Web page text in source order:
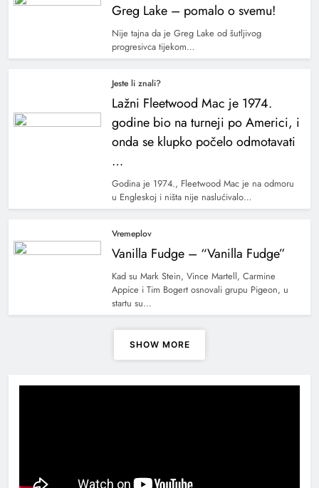
Greg Lake – pomalo o svemu!
Nije tajna da je Greg Lake od šutljivog
progresivca tijekom…
Jeste li znali?
Lažni Fleetwood Mac je 1974.
godine bio na turneji po Americi, i
onda se klupko počelo odmotavati
…
Godina je 1974., Fleetwood Mac je na odmoru
u Engleskoj i ništa nije naslućivalo…
Vremeplov
Vanilla Fudge – “Vanilla Fudge”
Kad su Mark Stein, Vince Martell, Carmine
Appice i Tim Bogert osnovali grupu Pigeon, u
startu su…
SHOW MORE